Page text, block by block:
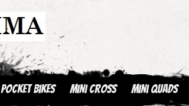
Pocket Bikes Mini Cross Mini Quads